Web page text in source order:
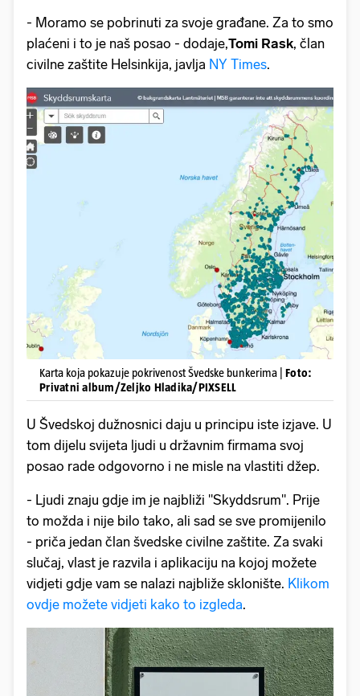
- Moramo se pobrinuti za svoje građane. Za to smo
plaćeni i to je naš posao - dodaje,Tomi Rask, član
civilne zaštite Helsinkija, javlja NY Times.
Karta koja pokazuje pokrivenost Švedske bunkerima | Foto:
Privatni album/Zeljko Hladika/PIXSELL
U Švedskoj dužnosnici daju u principu iste izjave. U
tom dijelu svijeta ljudi u državnim firmama svoj
posao rade odgovorno i ne misle na vlastiti džep.
- Ljudi znaju gdje im je najbliži "Skyddsrum". Prije
to možda i nije bilo tako, ali sad se sve promijenilo
- priča jedan član švedske civilne zaštite. Za svaki
slučaj, vlast je razvila i aplikaciju na kojoj možete
vidjeti gdje vam se nalazi najbliže sklonište. Klikom
ovdje možete vidjeti kako to izgleda.